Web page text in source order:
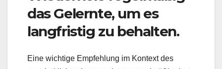
das Gelernte, um es
langfristig zu behalten.
Eine wichtige Empfehlung im Kontext des